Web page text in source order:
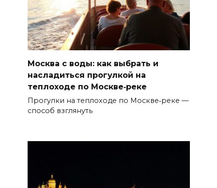
Москва с воды: как выбрать и
насладиться прогулкой на
теплоходе по Москве‑реке
Прогулки на теплоходе по Москве‑реке —
способ взглянуть